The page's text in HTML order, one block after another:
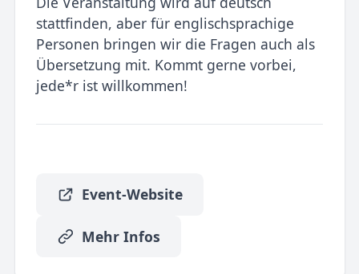
stattfinden, aber für englischsprachige
Personen bringen wir die Fragen auch als
Übersetzung mit. Kommt gerne vorbei,
jede*r ist willkommen!
Event-Website
Mehr Infos